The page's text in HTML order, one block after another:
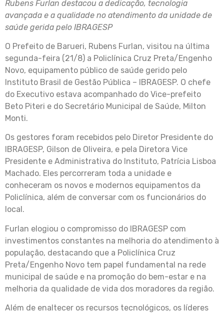
Rubens Furlan destacou a dedicação, tecnologia
avançada e a qualidade no atendimento da unidade de
saúde gerida pelo IBRAGESP
O Prefeito de Barueri, Rubens Furlan, visitou na última
segunda-feira (21/8) a Policlínica Cruz Preta/Engenho
Novo, equipamento público de saúde gerido pelo
Instituto Brasil de Gestão Pública – IBRAGESP. O chefe
do Executivo estava acompanhado do Vice-prefeito
Beto Piteri e do Secretário Municipal de Saúde, Milton
Monti.
Os gestores foram recebidos pelo Diretor Presidente do
IBRAGESP, Gilson de Oliveira, e pela Diretora Vice
Presidente e Administrativa do Instituto, Patrícia Lisboa
Machado. Eles percorreram toda a unidade e
conheceram os novos e modernos equipamentos da
Policlínica, além de conversar com os funcionários do
local.
Furlan elogiou o compromisso do IBRAGESP com
investimentos constantes na melhoria do atendimento à
população, destacando que a Policlínica Cruz
Preta/Engenho Novo tem papel fundamental na rede
municipal de saúde e na promoção do bem-estar e na
melhoria da qualidade de vida dos moradores da região.
Além de enaltecer os recursos tecnológicos, os líderes